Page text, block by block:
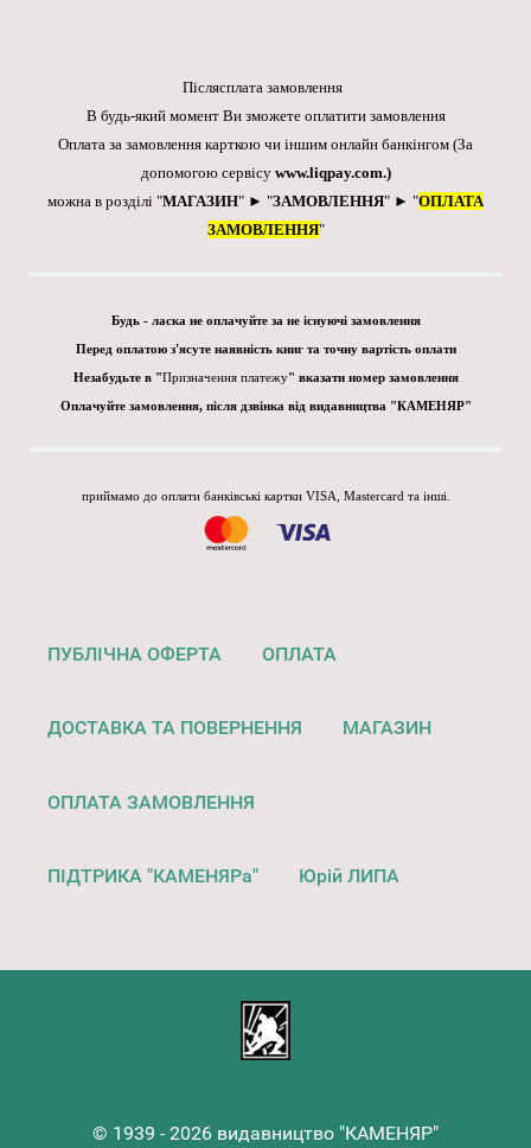
Післясплата замовлення
В будь-який момент Ви зможете оплатити замовлення
Оплата за замовлення карткою чи іншим онлайн банкінгом (За
допомогою сервісу www.liqpay.com.)
можна в розділі "МАГАЗИН" ► "ЗАМОВЛЕННЯ" ► "ОПЛАТА
ЗАМОВЛЕННЯ"
Будь - ласка не оплачуйте за не існуючі замовлення
Перед оплатою з'ясуте наявність книг та точну вартість оплати
Незабудьте в "Призначення платежу" вказати номер замовлення
Оплачуйте замовлення, після дзвінка від видавництва "КАМЕНЯР"
приймамо до оплати банківські картки VISA, Mastercard та інші.
ПУБЛІЧНА ОФЕРТА ОПЛАТА
ДОСТАВКА ТА ПОВЕРНЕННЯ МАГАЗИН
ОПЛАТА ЗАМОВЛЕННЯ
ПІДТРИКА "КАМЕНЯРа" Юрій ЛИПА
© 1939 - 2026 видавництво "КАМЕНЯР"